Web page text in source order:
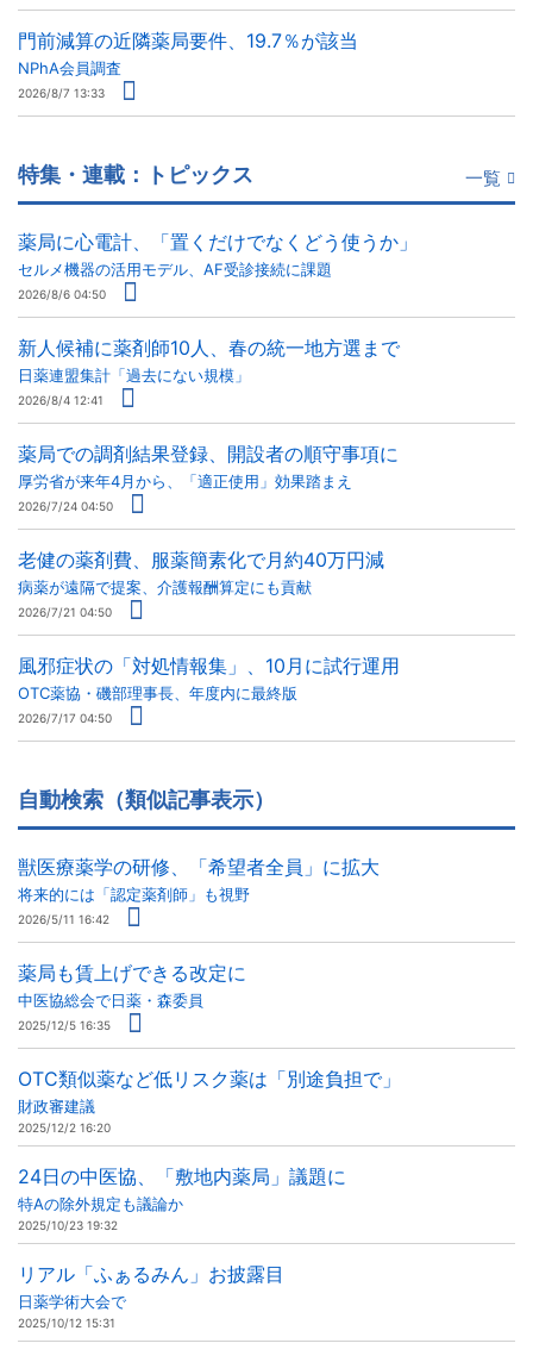
門前減算の近隣薬局要件、19.7％が該当
NPhA会員調査
2026/8/7 13:33
特集・連載：トピックス 一覧
薬局に心電計、「置くだけでなくどう使うか」
セルメ機器の活用モデル、AF受診接続に課題
2026/8/6 04:50
新人候補に薬剤師10人、春の統一地方選まで
日薬連盟集計「過去にない規模」
2026/8/4 12:41
薬局での調剤結果登録、開設者の順守事項に
厚労省が来年4月から、「適正使用」効果踏まえ
2026/7/24 04:50
老健の薬剤費、服薬簡素化で月約40万円減
病薬が遠隔で提案、介護報酬算定にも貢献
2026/7/21 04:50
風邪症状の「対処情報集」、10月に試行運用
OTC薬協・磯部理事長、年度内に最終版
2026/7/17 04:50
自動検索（類似記事表示）
獣医療薬学の研修、「希望者全員」に拡大
将来的には「認定薬剤師」も視野
2026/5/11 16:42
薬局も賃上げできる改定に
中医協総会で日薬・森委員
2025/12/5 16:35
OTC類似薬など低リスク薬は「別途負担で」
財政審建議
2025/12/2 16:20
24日の中医協、「敷地内薬局」議題に
特Aの除外規定も議論か
2025/10/23 19:32
リアル「ふぁるみん」お披露目
日薬学術大会で
2025/10/12 15:31